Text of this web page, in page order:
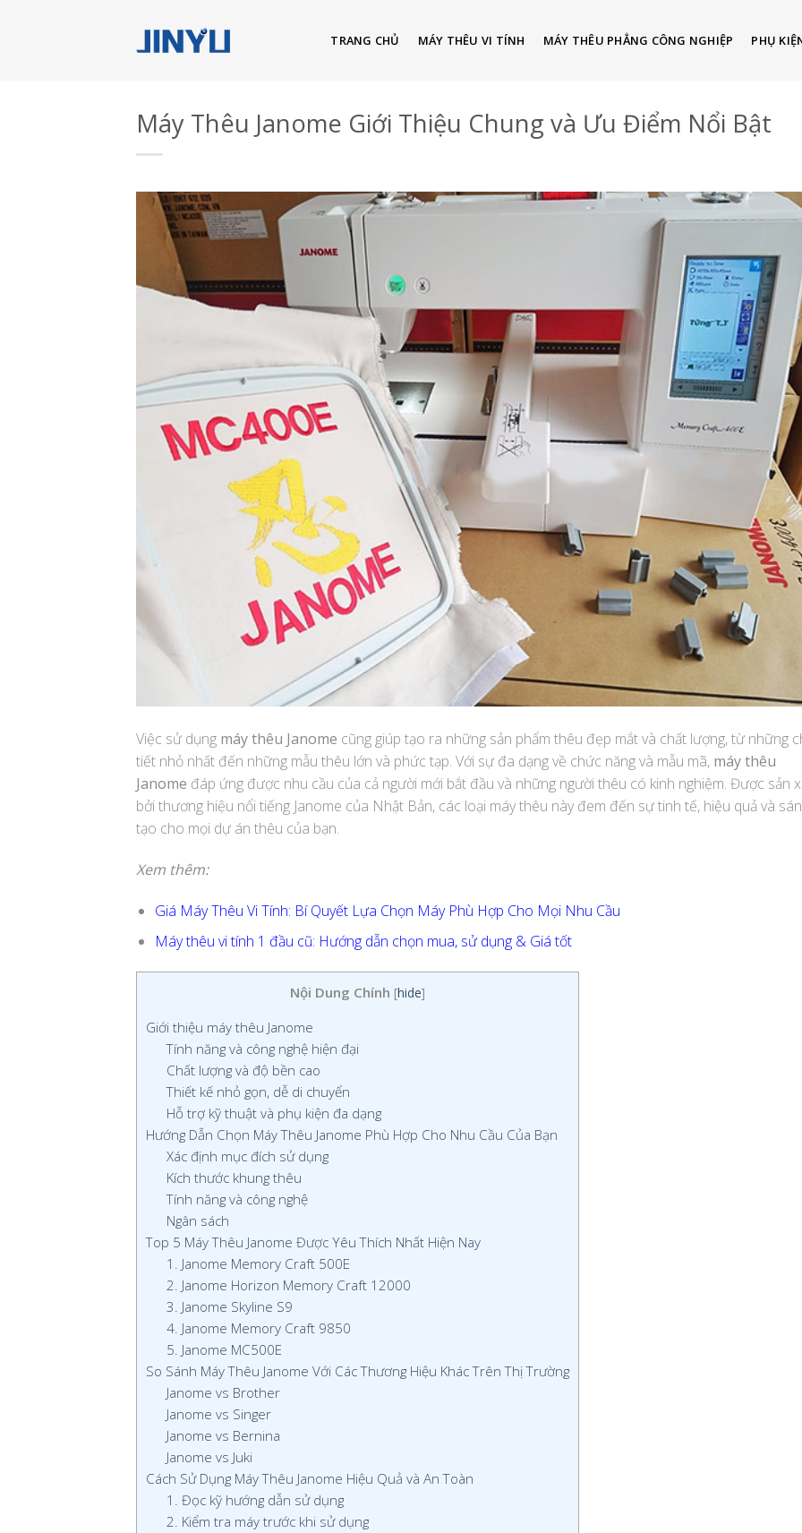
TRANG CHỦ MÁY THÊU VI TÍNH MÁY THÊU PHẲNG CÔNG NGHIỆP PHỤ
Máy Thêu Janome Giới Thiệu Chung và Ưu Điểm Nổi Bật
Việc sử dụng máy thêu Janome cũng giúp tạo ra những sản phẩm thêu đẹp mắt và chất lượng, từ những
tiết nhỏ nhất đến những mẫu thêu lớn và phức tạp. Với sự đa dạng về chức năng và mẫu mã, máy thêu
Janome đáp ứng được nhu cầu của cả người mới bắt đầu và những người thêu có kinh nghiệm. Được sản
bởi thương hiệu nổi tiếng Janome của Nhật Bản, các loại máy thêu này đem đến sự tinh tế, hiệu quả và
tạo cho mọi dự án thêu của bạn.
Xem thêm:
Giá Máy Thêu Vi Tính: Bí Quyết Lựa Chọn Máy Phù Hợp Cho Mọi Nhu Cầu
Máy thêu vi tính 1 đầu cũ: Hướng dẫn chọn mua, sử dụng & Giá tốt
Nội Dung Chính [hide]
Giới thiệu máy thêu Janome
Tính năng và công nghệ hiện đại
Chất lượng và độ bền cao
Thiết kế nhỏ gọn, dễ di chuyển
Hỗ trợ kỹ thuật và phụ kiện đa dạng
Hướng Dẫn Chọn Máy Thêu Janome Phù Hợp Cho Nhu Cầu Của Bạn
Xác định mục đích sử dụng
Kích thước khung thêu
Tính năng và công nghệ
Ngân sách
Top 5 Máy Thêu Janome Được Yêu Thích Nhất Hiện Nay
1. Janome Memory Craft 500E
2. Janome Horizon Memory Craft 12000
3. Janome Skyline S9
4. Janome Memory Craft 9850
5. Janome MC500E
So Sánh Máy Thêu Janome Với Các Thương Hiệu Khác Trên Thị Trường
Janome vs Brother
Janome vs Singer
Janome vs Bernina
Janome vs Juki
Cách Sử Dụng Máy Thêu Janome Hiệu Quả và An Toàn
1. Đọc kỹ hướng dẫn sử dụng
2. Kiểm tra máy trước khi sử dụng